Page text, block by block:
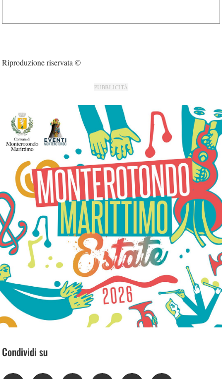
Riproduzione riservata ©
PUBBLICITÀ
Condividi su